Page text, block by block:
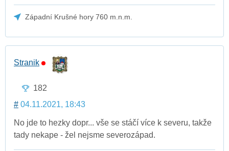
Západní Krušné hory 760 m.n.m.
Stranik
182
# 04.11.2021, 18:43
No jde to hezky dopr... vše se stáčí více k severu, takže
tady nekape - žel nejsme severozápad.